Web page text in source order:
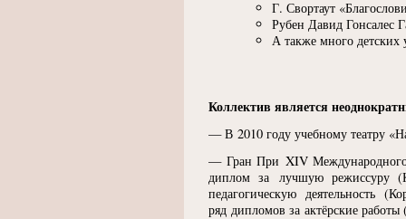
Г. Свортаут «
Рубен Давид Гонсалес
А также много детских
Коллектив является
— В 2010 году учебному театру «
— Гран При XIV Международного
диплом за лучшую режиссуру (
педагогическую деятельность (
ряд дипломов за актёрские работы